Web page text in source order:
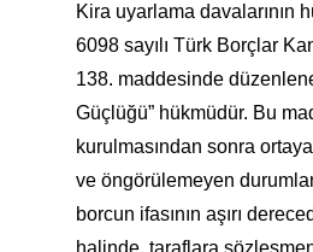
Kira uyarlama davalarının
6098 sayılı Türk Borçlar
138. maddesinde
Güçlüğü” hükmüdür. Bu
kurulmasından sonra
ve öngörülemeyen
borcun ifasının aşırı
halinde, taraflara